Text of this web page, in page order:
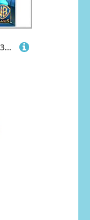
LEGO Ninjago Nindroids Jeu 3DS